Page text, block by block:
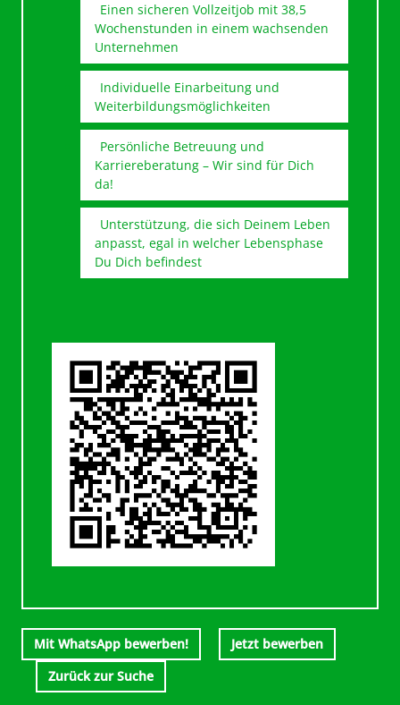
Einen sicheren Vollzeitjob mit 38,5
Wochenstunden in einem wachsenden
Unternehmen
Individuelle Einarbeitung und
Weiterbildungsmöglichkeiten
Persönliche Betreuung und
Karriereberatung – Wir sind für Dich
da!
Unterstützung, die sich Deinem Leben
anpasst, egal in welcher Lebensphase
Du Dich befindest
Mit WhatsApp bewerben!
Jetzt bewerben
Zurück zur Suche